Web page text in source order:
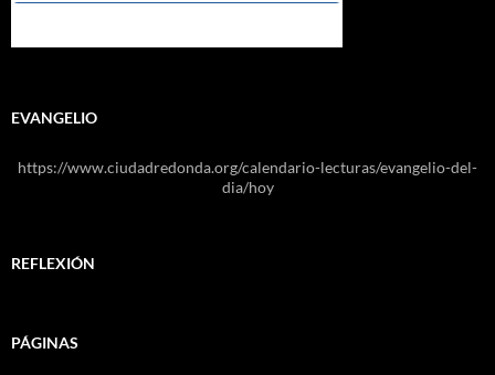
EVANGELIO
https://www.ciudadredonda.org/calendario-lecturas/evangelio-del-
dia/hoy
REFLEXIÓN
PÁGINAS